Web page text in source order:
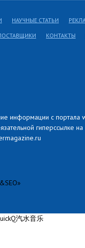
информации с портала
гиперссылке на
НАУЧНЫЕ СТАТЬИ
КОНТАКТЫ
汽水音乐